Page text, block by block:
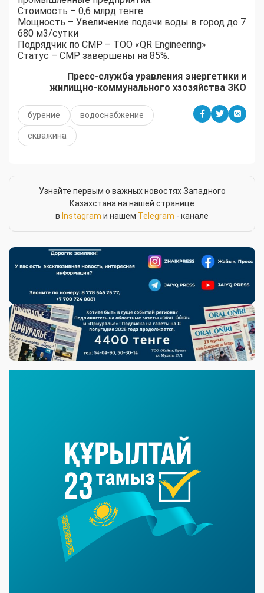
Стоимость – 0,6 млрд тенге
Мощность – Увеличение подачи воды в город до 7
680 м3/сутки
Подрядчик по СМР – ТОО «QR Engineering»
Статус – СМР завершены на 85%.
Пресс-служба уравления энергетики и
жилищно-коммунального хзозяйства ЗКО
бурение водоснабжение
скважина
Узнайте первым о важных новостях Западного
Казахстана на нашей странице
в Instagram и нашем Telegram - канале